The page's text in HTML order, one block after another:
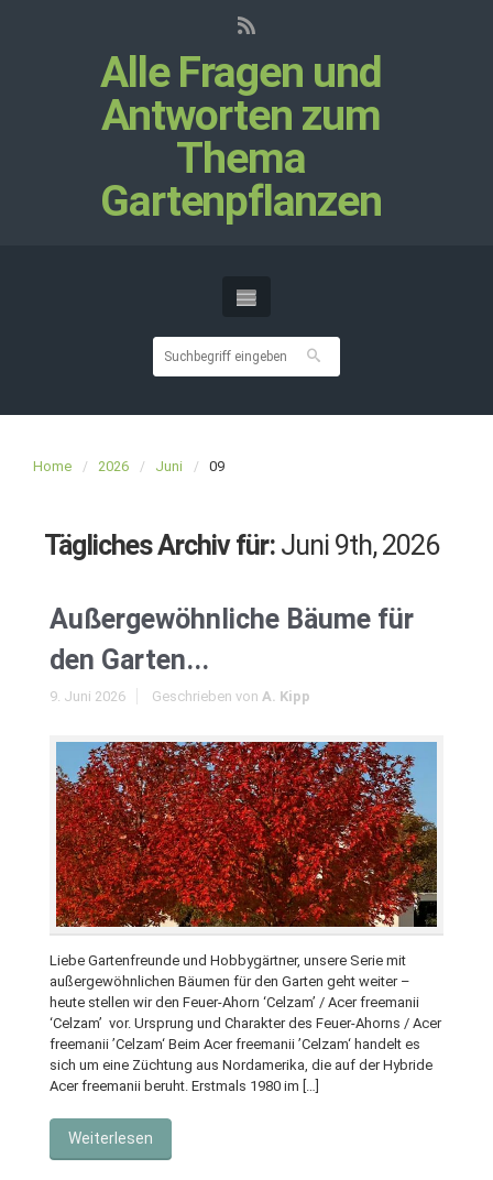
Alle Fragen und
Antworten zum
Thema
Gartenpflanzen
Home 2026 Juni 09
Tägliches Archiv für: Juni 9th, 2026
Außergewöhnliche Bäume für
den Garten...
9. Juni 2026 Geschrieben von A. Kipp
Liebe Gartenfreunde und Hobbygärtner, unsere Serie mit
außergewöhnlichen Bäumen für den Garten geht weiter –
heute stellen wir den Feuer-Ahorn ‘Celzam’ / Acer freemanii
‘Celzam’ vor. Ursprung und Charakter des Feuer-Ahorns / Acer
freemanii ’Celzam‘ Beim Acer freemanii ’Celzam‘ handelt es
sich um eine Züchtung aus Nordamerika, die auf der Hybride
Acer freemanii beruht. Erstmals 1980 im […]
Weiterlesen